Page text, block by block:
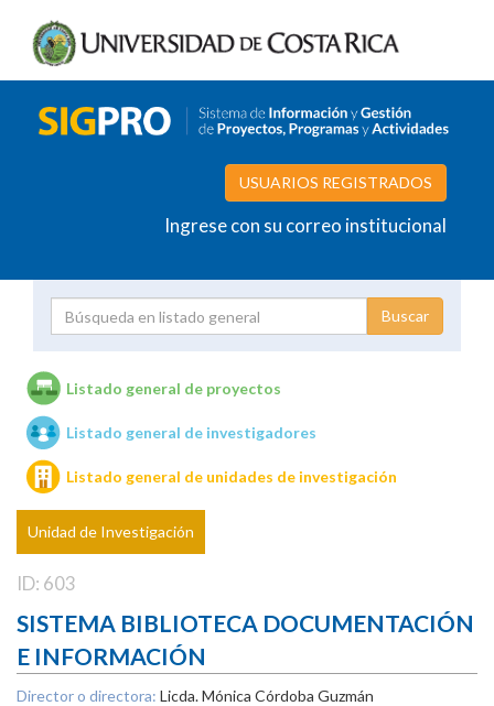
USUARIOS REGISTRADOS
Ingrese con su correo institucional
Unidades de investigación
Listado general de proyectos
Listado general de investigadores
Listado general de unidades de investigación
Unidad de Investigación
ID: 603
SISTEMA BIBLIOTECA DOCUMENTACIÓN
E INFORMACIÓN
Director o directora: Licda. Mónica Córdoba Guzmán